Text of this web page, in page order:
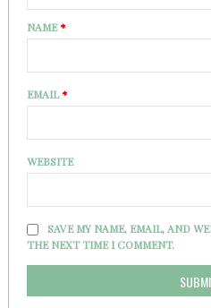
NAME*
EMAIL*
WEBSITE
SAVE MY NAME, EMAIL, AND
THE NEXT TIME I COMMENT.